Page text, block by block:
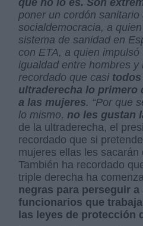
poner un cordón sanitario
socialdemocracia, a
sistema de sanidad en
con ETA, a quien
igualdad entre hombres y
recordado que casi
ultraderecha lo primero
a las mujeres. “Por que
lo mismo, no les gustan
de la ultraderecha, el
recordado que si
mujeres ellas les sacarán
También ha recordado
triple derecha ha
negras para perseguir a
funcionarios que
las leyes de protección